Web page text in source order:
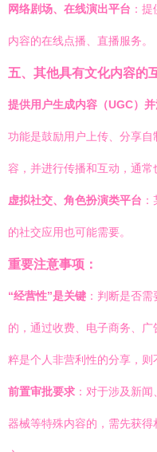
网络剧场、在线演出平台 ：
内容的在线点播、直播服务。
五、其他具有文化内容的
提供用户生成内容（UGC）
功能是鼓励用户上传、分享
容，并进行传播和互动，通常
虚拟社交、角色扮演类平台
的社交应用也可能需要。
重要注意事项：
“经营性”是关键 ：判断是否
的，通过收费、电子商务、
粹是个人非营利性的分享，则
前置审批要求 ：对于涉及新
器械等特殊内容的，需先获